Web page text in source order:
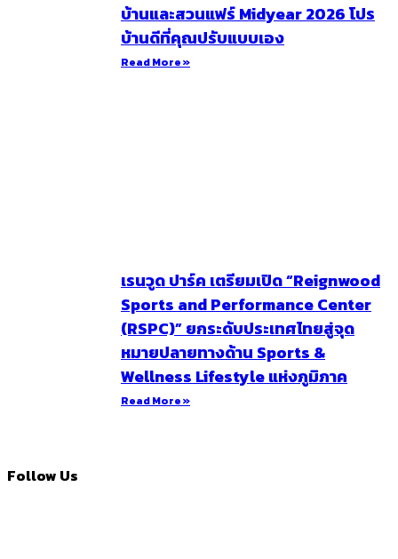
บ้านและสวนแฟร์ Midyear 2026 โปร
บ้านดีที่คุณปรับแบบเอง
Read More »
เรนวูด ปาร์ค เตรียมเปิด “Reignwood
Sports and Performance Center
(RSPC)” ยกระดับประเทศไทยสู่จุด
หมายปลายทางด้าน Sports &
Wellness Lifestyle แห่งภูมิภาค
Read More »
Follow Us